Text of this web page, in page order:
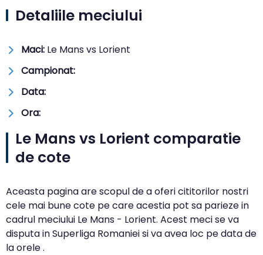
Detaliile meciului
Maci: Le Mans vs Lorient
Campionat:
Data:
Ora:
Le Mans vs Lorient comparatie
de cote
Aceasta pagina are scopul de a oferi cititorilor nostri
cele mai bune cote pe care acestia pot sa parieze in
cadrul meciului Le Mans - Lorient. Acest meci se va
disputa in Superliga Romaniei si va avea loc pe data de
la orele .